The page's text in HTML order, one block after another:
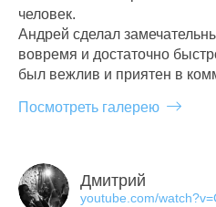
человек.
Андрей сделал
вовремя и достаточно
был вежлив и приятен в
Посмотреть галерею
Дмитрий
youtube.com/